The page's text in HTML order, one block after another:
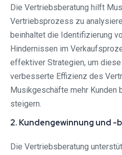
Die Vertriebsberatung hilft
Vertriebsprozess zu
beinhaltet die Identifizierung
Hindernissen im
effektiver Strategien, um
verbesserte Effizienz des
Musikgeschäfte mehr Kunden
steigern.
2. Kundengewinnung und -
Die Vertriebsberatung